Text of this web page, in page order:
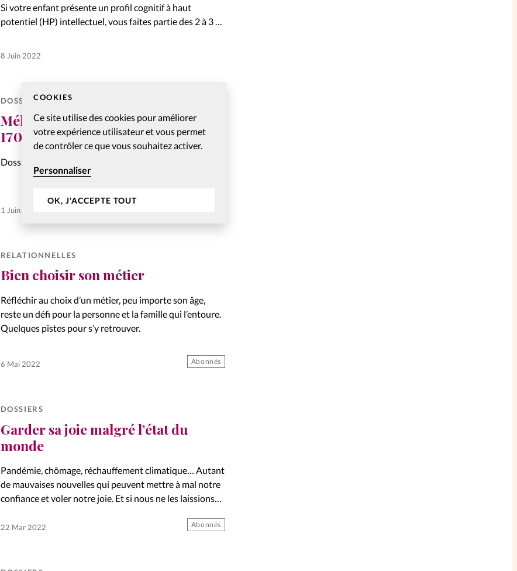
COOKIES
Ce site utilise des cookies pour améliorer
votre expérience utilisateur et vous permet
de contrôler ce que vous souhaitez activer.
Personnaliser
OK, J'ACCEPTE TOUT
Si votre enfant présente un profil cognitif à haut
potentiel (HP) intellectuel, vous faites partie des 2 à 3 %
8 Juin 2022
DOSSIERS
Mélanie Wyss, maire d’une ville de
17 000 habitants
Dossier
1 Juin 2022
RELATIONNELLES
Bien choisir son métier
Réfléchir au choix d’un métier, peu importe son âge,
reste un défi pour la personne et la famille qui l’entoure.
Quelques pistes pour s’y retrouver.
6 Mai 2022 Abonnés
DOSSIERS
Garder sa joie malgré l’état du
monde
Pandémie, chômage, réchauffement climatique… Autant
de mauvaises nouvelles qui peuvent mettre à mal notre
confiance et voler notre joie. Et si nous ne les laissions
22 Mar 2022 Abonnés